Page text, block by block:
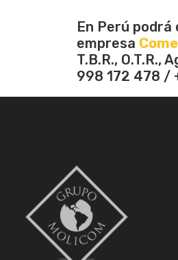
En Perú podrá
empresa
T.B.R.,
998 172 478 /